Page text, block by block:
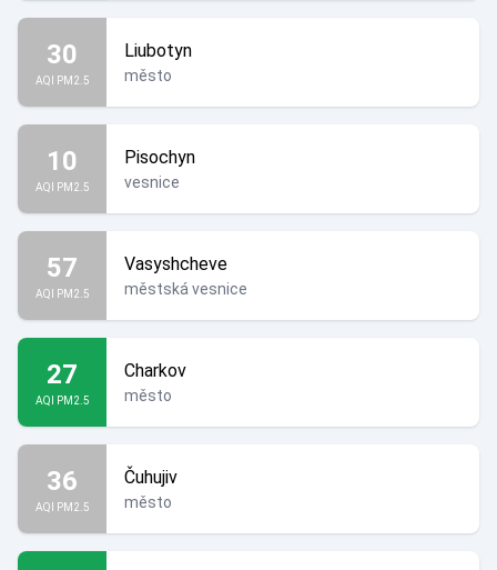
30
AQI PM2.5
Liubotyn
město
10
AQI PM2.5
Pisochyn
vesnice
57
AQI PM2.5
Vasyshcheve
městská vesnice
27
AQI PM2.5
Charkov
město
36
AQI PM2.5
Čuhujiv
město